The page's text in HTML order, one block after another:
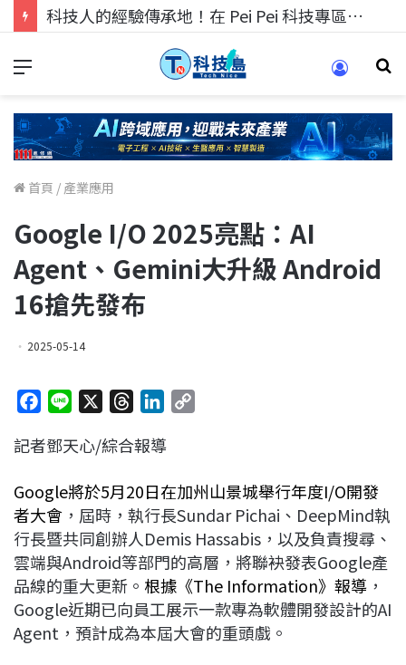
科技人找工作，就到TECH+ 科技專區!
首頁 / 產業應用
Google I/O 2025亮點：AI
Agent、Gemini大升級 Android
16搶先發布
2025-05-14
c
b
o
o
k
n
r
a
d
s
n
e
d
I
n
L
i
n
k
記者鄧天心/綜合報導
Google將於5月20日在加州山景城舉行年度I/O開發
者大會 ，屆時，執行長Sundar Pichai、DeepMind執
行長暨共同創辦人Demis Hassabis，以及負責搜尋、
雲端與Android等部門的高層，將聯袂發表Google產
品線的重大更新。 根據《The Information》報導 ，
Google近期已向員工展示一款專為軟體開發設計的AI
Agent，預計成為本屆大會的重頭戲。